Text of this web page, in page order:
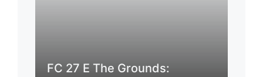
FC 27 E The Grounds: